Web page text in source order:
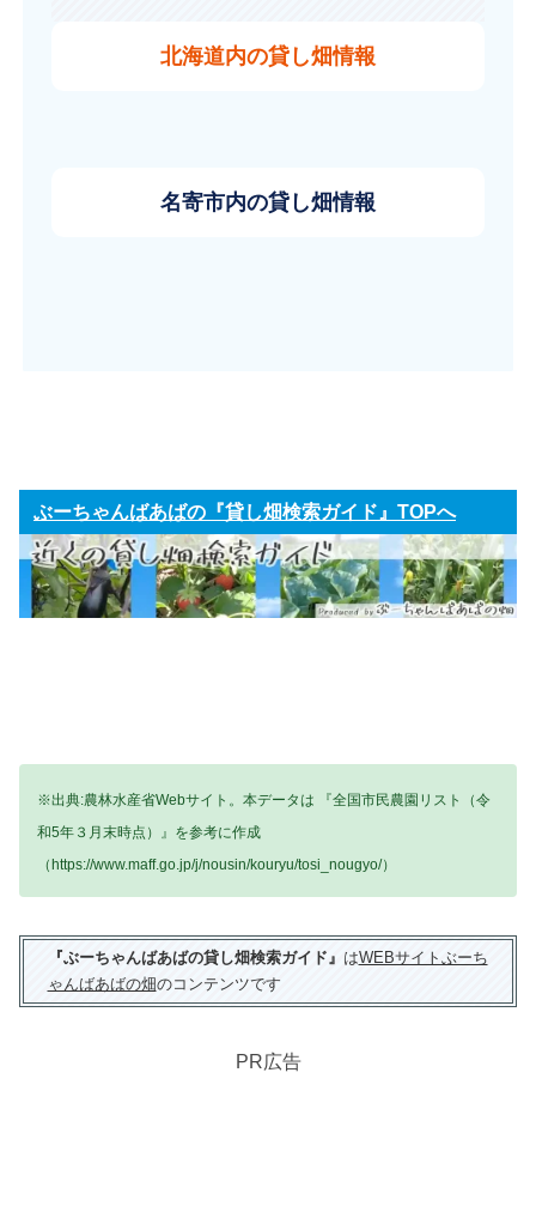
北海道内の貸し畑情報
名寄市内の貸し畑情報
ぶーちゃんばあばの『貸し畑検索ガイド』TOPへ
※出典:農林水産省Webサイト。本データは 『全国市民農園リスト（令
和5年３月末時点）』を参考に作成
（https://www.maff.go.jp/j/nousin/kouryu/tosi_nougyo/）
『ぶーちゃんばあばの貸し畑検索ガイド』 はWEBサイトぶーち
ゃんばあばの畑のコンテンツです
PR広告